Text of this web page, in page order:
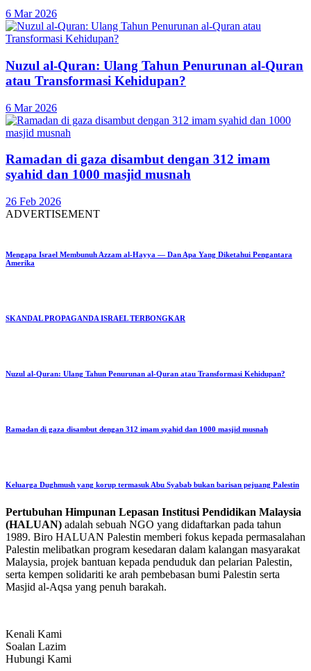
6 Mar 2026
Nuzul al-Quran: Ulang Tahun Penurunan al-Quran
atau Transformasi Kehidupan?
6 Mar 2026
Ramadan di gaza disambut dengan 312 imam
syahid dan 1000 masjid musnah
26 Feb 2026
ADVERTISEMENT
Mengapa Israel Membunuh Azzam al-Hayya — Dan Apa Yang Diketahui Pengantara
Amerika
SKANDAL PROPAGANDA ISRAEL TERBONGKAR
Nuzul al-Quran: Ulang Tahun Penurunan al-Quran atau Transformasi Kehidupan?
Ramadan di gaza disambut dengan 312 imam syahid dan 1000 masjid musnah
Keluarga Dughmush yang korup termasuk Abu Syabab bukan barisan pejuang Palestin
Pertubuhan Himpunan Lepasan Institusi Pendidikan Malaysia
(HALUAN) adalah sebuah NGO yang didaftarkan pada tahun
1989. Biro HALUAN Palestin memberi fokus kepada permasalahan
Palestin melibatkan program kesedaran dalam kalangan masyarakat
Malaysia, projek bantuan kepada penduduk dan pelarian Palestin,
serta kempen solidariti ke arah pembebasan bumi Palestin serta
Masjid al-Aqsa yang penuh barakah.
Kenali Kami
Soalan Lazim
Hubungi Kami